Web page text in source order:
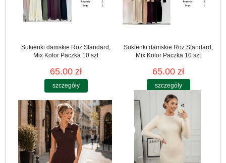
Sukienki damskie Roz Standard,
Mix Kolor Paczka 10 szt
65.00 zł
szczegóły
Sukienki damskie Roz Standard,
Mix Kolor Paczka 10 szt
65.00 zł
szczegóły